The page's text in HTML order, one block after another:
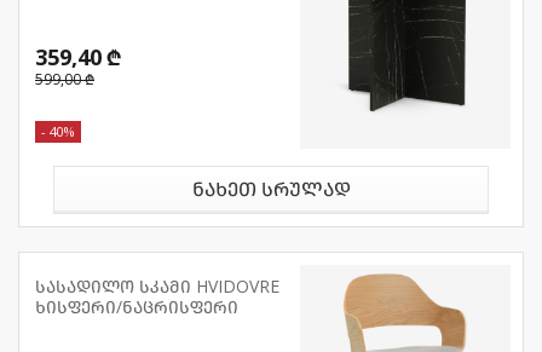
359,40 ₾
599,00 ₾
- 40%
ნახეთ სრულად
სასადილო სკამი HVIDOVRE
ხისფერი/ნაცრისფერი